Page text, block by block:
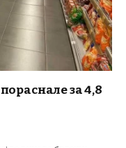
за 4,8